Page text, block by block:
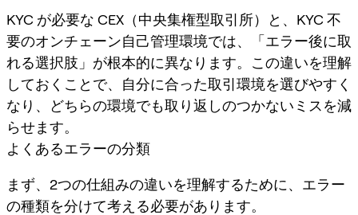
KYC が必要な CEX（中央集権型取引所）と、KYC 不
要のオンチェーン自己管理環境では、「エラー後に取
れる選択肢」が根本的に異なります。この違いを理解
しておくことで、自分に合った取引環境を選びやすく
なり、どちらの環境でも取り返しのつかないミスを減
らせます。
よくあるエラーの分類
まず、2つの仕組みの違いを理解するために、エラー
の種類を分けて考える必要があります。